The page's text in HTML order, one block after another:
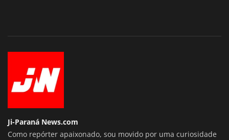
Ji-Paraná News.com
Como repórter apaixonado, sou movido por uma curiosidade